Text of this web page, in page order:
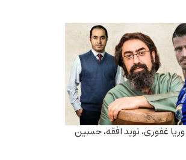
غفوری، نوید افقه، حسین